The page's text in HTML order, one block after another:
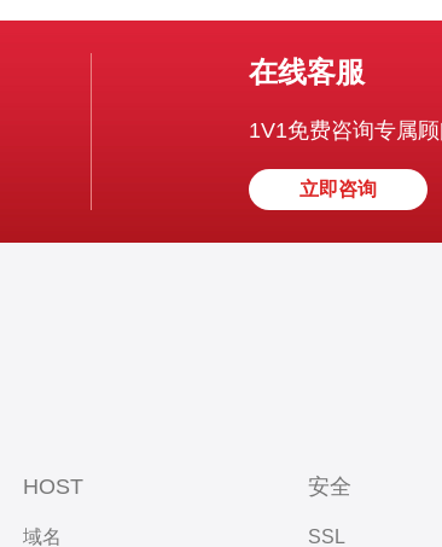
在线客服
1V1免费咨询专属
立即咨询
HOST
域名
安全
SSL